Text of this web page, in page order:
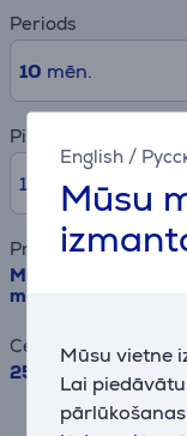
English /
Mūsu
Mūsu vietne
Lai
Periods
10 mēn.
Pirmā iemaksa
10% / 259,90 €
Preces nosaukums
Miele, AutoDos
mazgājamā mašīna
Cena
2599 €